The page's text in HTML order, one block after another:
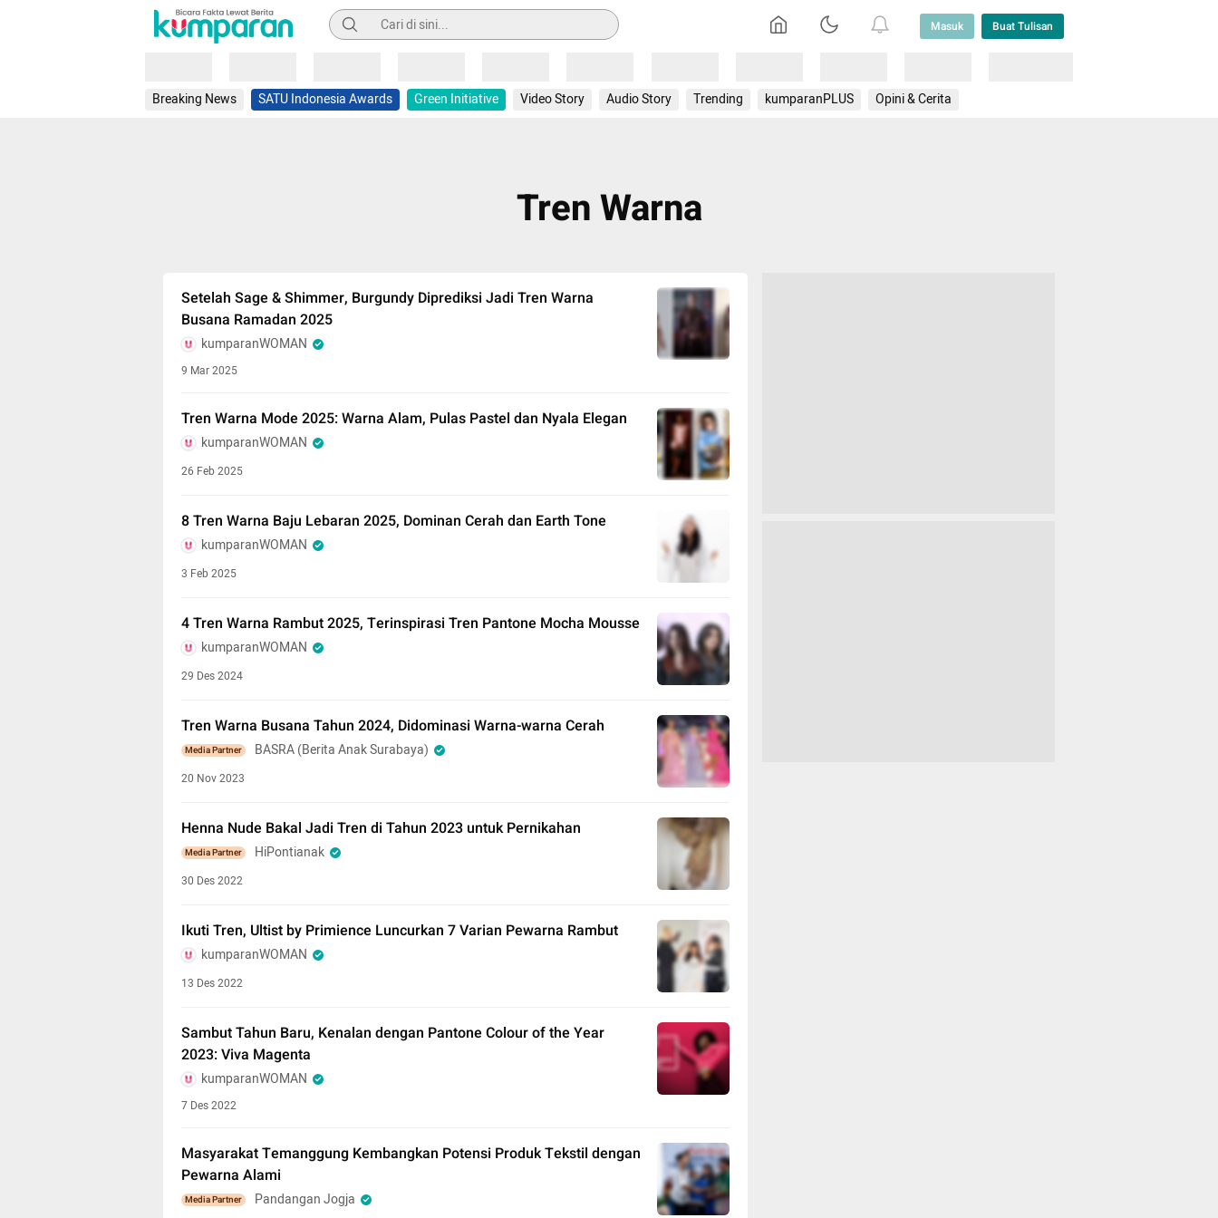
Pencarian Masuk Buat Tulisan
Breaking News SATU Indonesia Awards Green Initiative Video Story Audio Story Trending kumparanPLUS Opini & Cerita
Tren Warna
Setelah Sage & Shimmer, Burgundy Diprediksi Jadi Tren Warna
Busana Ramadan 2025
kumparanWOMAN
9 Mar 2025
Tren Warna Mode 2025: Warna Alam, Pulas Pastel dan Nyala Elegan
kumparanWOMAN
26 Feb 2025
8 Tren Warna Baju Lebaran 2025, Dominan Cerah dan Earth Tone
kumparanWOMAN
3 Feb 2025
4 Tren Warna Rambut 2025, Terinspirasi Tren Pantone Mocha Mousse
kumparanWOMAN
29 Des 2024
Tren Warna Busana Tahun 2024, Didominasi Warna-warna Cerah
Media Partner BASRA (Berita Anak Surabaya)
20 Nov 2023
Henna Nude Bakal Jadi Tren di Tahun 2023 untuk Pernikahan
Media Partner HiPontianak
30 Des 2022
Ikuti Tren, Ultist by Primience Luncurkan 7 Varian Pewarna Rambut
kumparanWOMAN
13 Des 2022
Sambut Tahun Baru, Kenalan dengan Pantone Colour of the Year
2023: Viva Magenta
kumparanWOMAN
7 Des 2022
Masyarakat Temanggung Kembangkan Potensi Produk Tekstil dengan
Pewarna Alami
Media Partner Pandangan Jogja